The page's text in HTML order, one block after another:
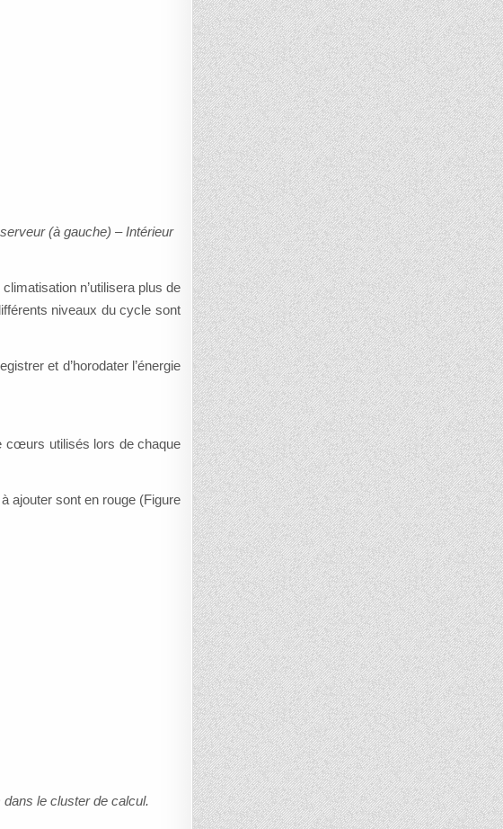
(à gauche) – Intérieur
n’utilisera plus de
niveaux du cycle sont
et d’horodater l’énergie
cœurs utilisés lors de chaque
ajouter sont en rouge (Figure
le cluster de calcul.